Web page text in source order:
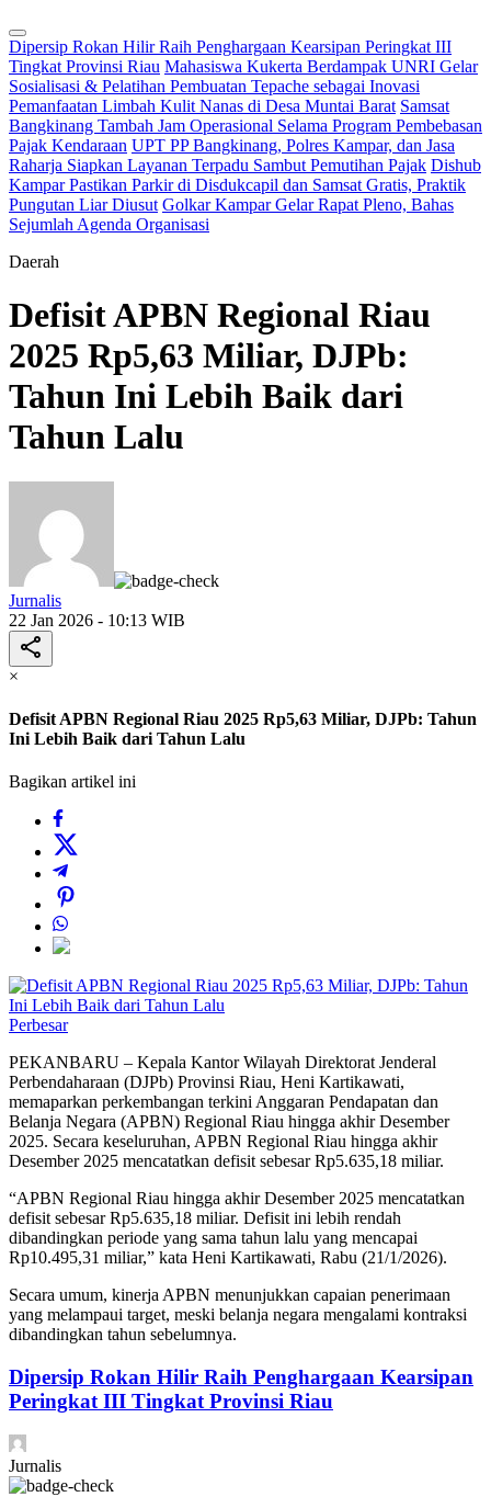
Dipersip Rokan Hilir Raih Penghargaan Kearsipan Peringkat III
Tingkat Provinsi Riau Mahasiswa Kukerta Berdampak UNRI Gelar
Sosialisasi & Pelatihan Pembuatan Tepache sebagai Inovasi
Pemanfaatan Limbah Kulit Nanas di Desa Muntai Barat Samsat
Bangkinang Tambah Jam Operasional Selama Program Pembebasan
Pajak Kendaraan UPT PP Bangkinang, Polres Kampar, dan Jasa
Raharja Siapkan Layanan Terpadu Sambut Pemutihan Pajak Dishub
Kampar Pastikan Parkir di Disdukcapil dan Samsat Gratis, Praktik
Pungutan Liar Diusut Golkar Kampar Gelar Rapat Pleno, Bahas
Sejumlah Agenda Organisasi
Daerah
Defisit APBN Regional Riau
2025 Rp5,63 Miliar, DJPb:
Tahun Ini Lebih Baik dari
Tahun Lalu
Jurnalis
22 Jan 2026 - 10:13 WIB
×
Defisit APBN Regional Riau 2025 Rp5,63 Miliar, DJPb: Tahun
Ini Lebih Baik dari Tahun Lalu
Bagikan artikel ini
Perbesar
PEKANBARU – Kepala Kantor Wilayah Direktorat Jenderal
Perbendaharaan (DJPb) Provinsi Riau, Heni Kartikawati,
memaparkan perkembangan terkini Anggaran Pendapatan dan
Belanja Negara (APBN) Regional Riau hingga akhir Desember
2025. Secara keseluruhan, APBN Regional Riau hingga akhir
Desember 2025 mencatatkan defisit sebesar Rp5.635,18 miliar.
“APBN Regional Riau hingga akhir Desember 2025 mencatatkan
defisit sebesar Rp5.635,18 miliar. Defisit ini lebih rendah
dibandingkan periode yang sama tahun lalu yang mencapai
Rp10.495,31 miliar,” kata Heni Kartikawati, Rabu (21/1/2026).
Secara umum, kinerja APBN menunjukkan capaian penerimaan
yang melampaui target, meski belanja negara mengalami kontraksi
dibandingkan tahun sebelumnya.
Dipersip Rokan Hilir Raih Penghargaan Kearsipan
Peringkat III Tingkat Provinsi Riau
Jurnalis